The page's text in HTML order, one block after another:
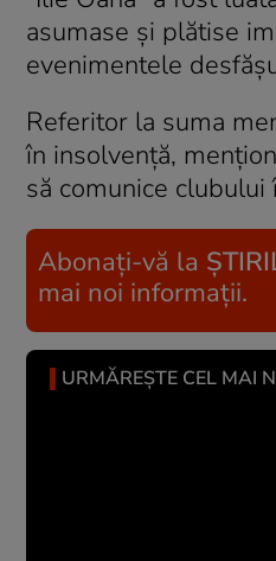
asumase şi plătise
evenimentele
Referitor la suma
în insolvenţă,
să comunice
Abonați-vă la
mai noi informații.
URMĂREȘTE CEL MAI